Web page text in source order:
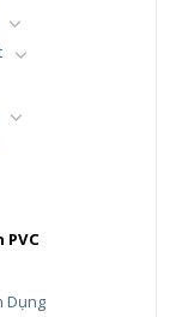
PVC
Dụng